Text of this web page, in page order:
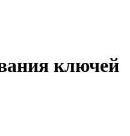
ключей